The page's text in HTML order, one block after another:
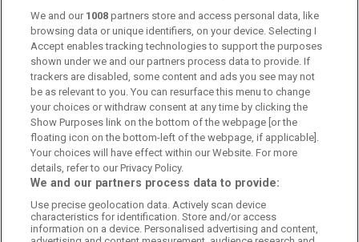
Kontakta oss
Kundtjänst
Sponsor: Rekatochklart
Annonsera på Fotbolldirekt
Redaktionell policy
Personuppgiftspolicy
Cookiepolicy
We and our 1008 partners store and access personal data, like
browsing data or unique identifiers, on your device. Selecting I
Accept enables tracking technologies to support the purposes
shown under we and our partners process data to provide. If
trackers are disabled, some content and ads you see may not
be as relevant to you. You can resurface this menu to change
your choices or withdraw consent at any time by clicking the
Show Purposes link on the bottom of the webpage [or the
floating icon on the bottom-left of the webpage, if applicable].
Your choices will have effect within our Website. For more
details, refer to our Privacy Policy.
We and our partners process data to provide:
Use precise geolocation data. Actively scan device
characteristics for identification. Store and/or access
information on a device. Personalised advertising and content,